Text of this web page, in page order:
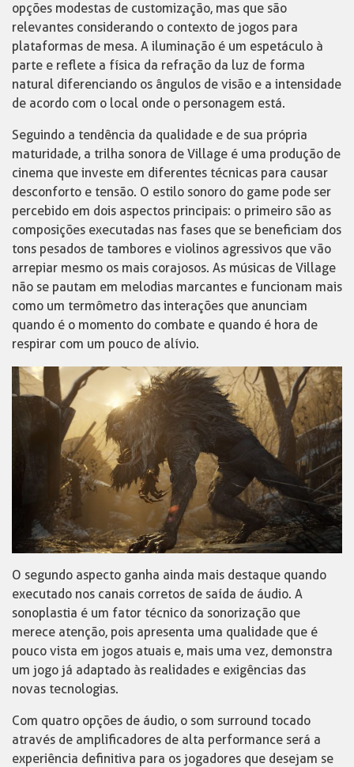
opções modestas de customização, mas que são
relevantes considerando o contexto de jogos para
plataformas de mesa. A iluminação é um espetáculo à
parte e reflete a física da refração da luz de forma
natural diferenciando os ângulos de visão e a intensidade
de acordo com o local onde o personagem está.
Seguindo a tendência da qualidade e de sua própria
maturidade, a trilha sonora de Village é uma produção de
cinema que investe em diferentes técnicas para causar
desconforto e tensão. O estilo sonoro do game pode ser
percebido em dois aspectos principais: o primeiro são as
composições executadas nas fases que se beneficiam dos
tons pesados de tambores e violinos agressivos que vão
arrepiar mesmo os mais corajosos. As músicas de Village
não se pautam em melodias marcantes e funcionam mais
como um termômetro das interações que anunciam
quando é o momento do combate e quando é hora de
respirar com um pouco de alívio.
O segundo aspecto ganha ainda mais destaque quando
executado nos canais corretos de saída de áudio. A
sonoplastia é um fator técnico da sonorização que
merece atenção, pois apresenta uma qualidade que é
pouco vista em jogos atuais e, mais uma vez, demonstra
um jogo já adaptado às realidades e exigências das
novas tecnologias.
Com quatro opções de áudio, o som surround tocado
através de amplificadores de alta performance será a
experiência definitiva para os jogadores que desejam se